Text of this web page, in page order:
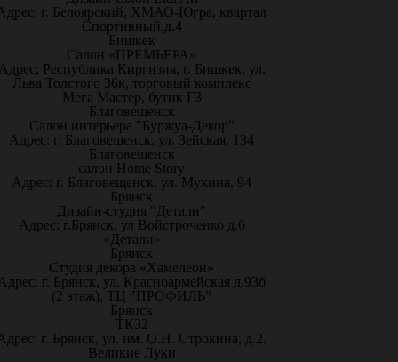
г. Белоярский, ХМАО-Югра, квартал
Спортивный,д.4
Бишкек
Салон «ПРЕМЬЕРА»
Республика Киргизия, г. Бишкек, ул.
Льва Толстого 36к, торговый комплекс
Мега Мастер, бутик Г3
Благовещенск
Салон интерьера "Буржуа-Декор"
Адрес: г. Благовещенск, ул. Зейская, 134
Благовещенск
салон Home Story
Адрес: г. Благовещенск, ул. Мухина, 94
Брянск
Дизайн-студия "Детали"
Адрес: г.Брянск, ул Войстроченко д.6
«Детали»
Брянск
Студия декора «Хамелеон»
г. Брянск, ул. Красноармейская д.93б
(2 этаж), ТЦ "ПРОФИЛЬ"
Брянск
ТК32
г. Брянск, ул. им. О.Н. Строкина, д.2.
Великие Луки